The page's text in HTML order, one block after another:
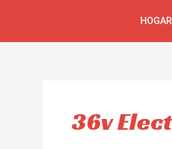
HOGAR
36v